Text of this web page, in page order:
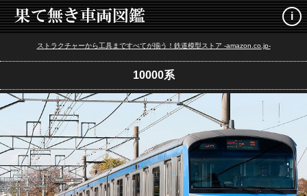
i
ストラクチャーから工具まですべてが揃う！鉄道模型ストア -amazon.co.jp-
10000系